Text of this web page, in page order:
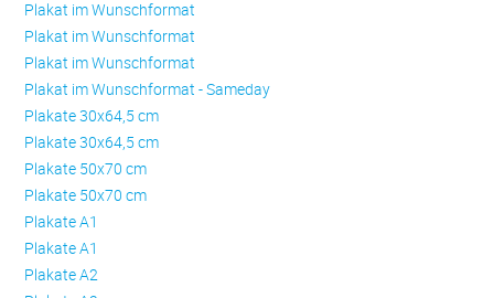
Plakat im Wunschformat
Plakat im Wunschformat
Plakat im Wunschformat
Plakat im Wunschformat - Sameday
Plakate 30x64,5 cm
Plakate 30x64,5 cm
Plakate 50x70 cm
Plakate 50x70 cm
Plakate A1
Plakate A1
Plakate A2